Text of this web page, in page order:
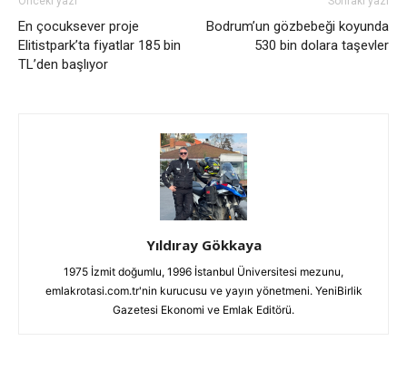
En çocuksever proje
Elitistpark’ta fiyatlar 185 bin
TL’den başlıyor
Bodrum’un gözbebeği koyunda
530 bin dolara taşevler
Yıldıray Gökkaya
1975 İzmit doğumlu, 1996 İstanbul Üniversitesi mezunu,
emlakrotasi.com.tr'nin kurucusu ve yayın yönetmeni. YeniBirlik
Gazetesi Ekonomi ve Emlak Editörü.